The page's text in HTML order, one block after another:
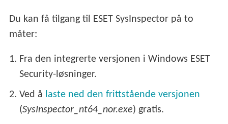
Du kan få tilgang til ESET SysInspector på to
måter:
1. Fra den integrerte versjonen i Windows ESET
Security-løsninger.
2. Ved å laste ned den frittstående versjonen
(SysInspector_nt64_nor.exe) gratis.